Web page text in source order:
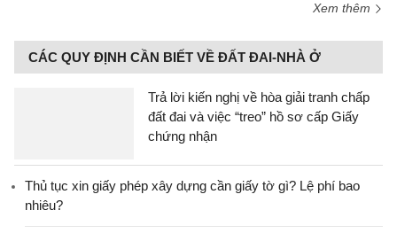
Xem thêm
CÁC QUY ĐỊNH CẦN BIẾT VỀ ĐẤT ĐAI-NHÀ Ở
Trả lời kiến nghị về hòa giải tranh chấp
đất đai và việc “treo” hồ sơ cấp Giấy
chứng nhận
Thủ tục xin giấy phép xây dựng cần giấy tờ gì? Lệ phí bao
nhiêu?